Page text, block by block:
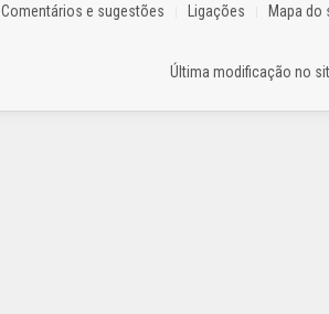
Comentários e sugestões Ligações Mapa do
Última modificação no